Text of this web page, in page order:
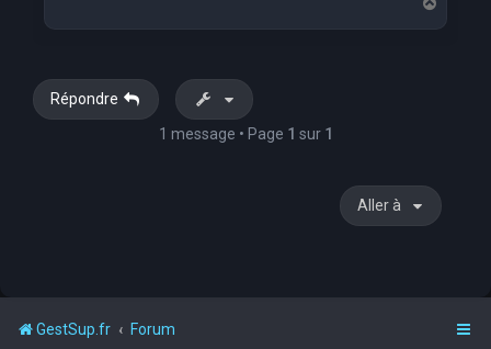
a
Répondre
1 message • Page 1 sur 1
Aller à
GestSup.fr Forum